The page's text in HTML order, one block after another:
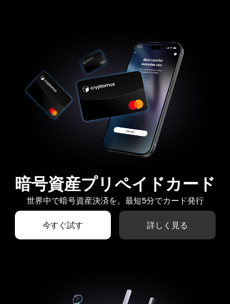
暗号資産プリペイドカード
世界中で暗号資産決済を。最短5分でカード発行
今すぐ試す 詳しく見る